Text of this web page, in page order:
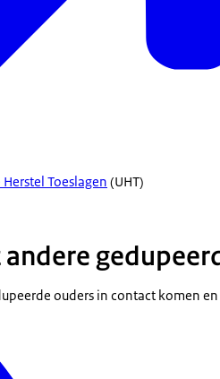
Toeslagen (UHT)
ouders in contact komen